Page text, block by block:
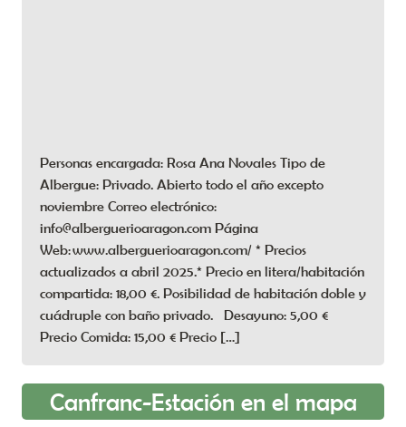
Personas encargada: Rosa Ana Novales Tipo de
Albergue: Privado. Abierto todo el año excepto
noviembre Correo electrónico:
info@alberguerioaragon.com Página
Web: www.alberguerioaragon.com/ * Precios
actualizados a abril 2025.* Precio en litera/habitación
compartida: 18,00 €. Posibilidad de habitación doble y
cuádruple con baño privado. Desayuno: 5,00 €
Precio Comida: 15,00 € Precio […]
Canfranc-Estación en el mapa